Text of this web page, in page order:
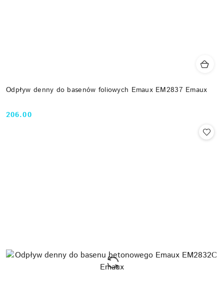
Odpływ denny do basenów foliowych Emaux EM2837 Emaux
Cena:
206.00